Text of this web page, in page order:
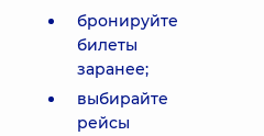
бронируйте
билеты
заранее;
выбирайте
рейсы